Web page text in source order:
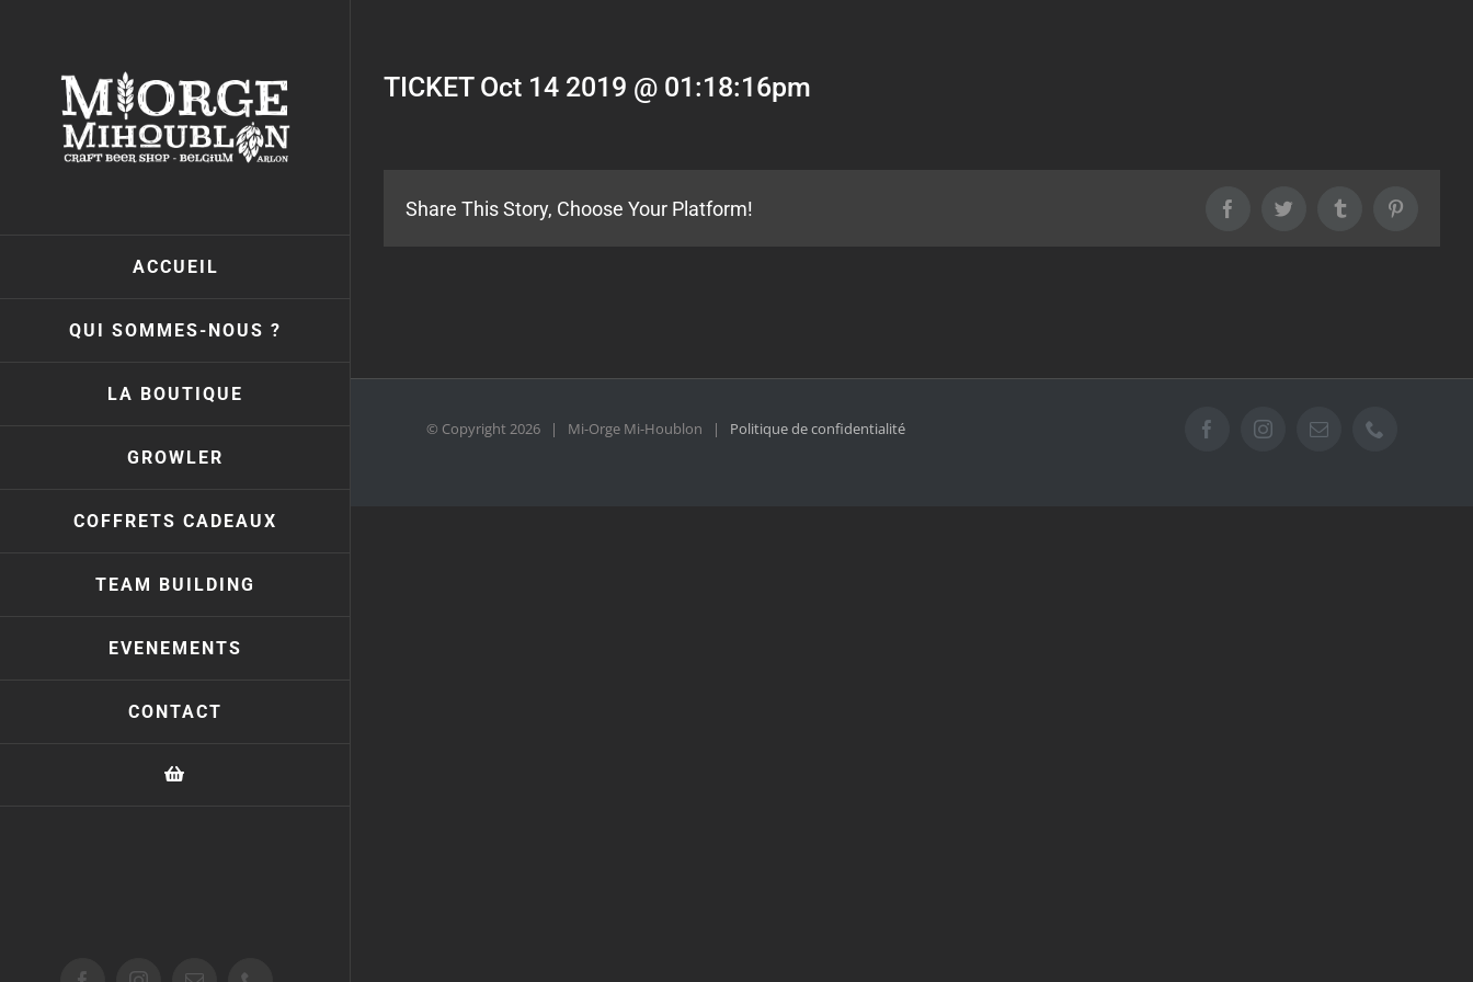
ACCUEIL
QUI SOMMES-NOUS ?
LA BOUTIQUE
GROWLER
COFFRETS CADEAUX
TEAM BUILDING
EVENEMENTS
CONTACT
TICKET Oct 14 2019 @ 01:18:16pm
Share This Story, Choose Your Platform! FacebookTwitter Tumblr
© Copyright2026 | Mi-Orge Mi-Houblon | Politique de confidentialité FacebookInstagramEmail